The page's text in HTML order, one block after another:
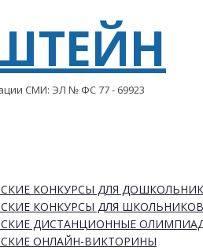
СМИ: ЭЛ № ФС 77 - 69923
КОНКУРСЫ ДЛЯ
КОНКУРСЫ ДЛЯ ШКОЛЬНИКОВ
ДИСТАНЦИОННЫЕ
ОНЛАЙН-ВИКТОРИНЫ